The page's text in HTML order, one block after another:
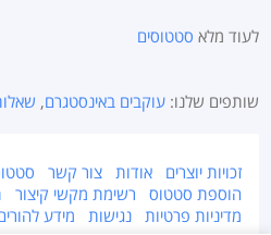
לעוד מלא סטטוסים
שותפים שלנו:עוקבים באינסטגרם,
זכויות יוצרים אודות צור קשר
הוספת סטטוס
רשימת מקשי קיצור
מדיניות פרטיות
נגישות מידע